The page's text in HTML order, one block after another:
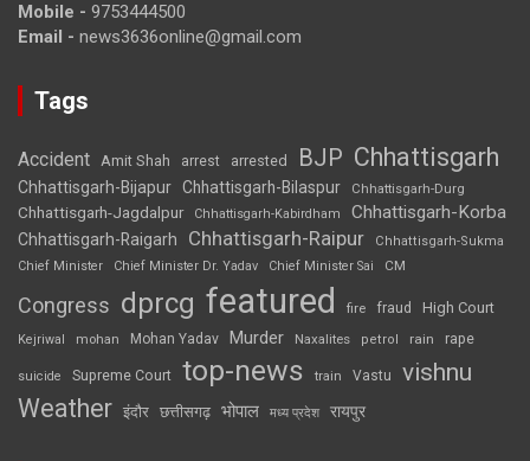
Mobile - 9753444500
Email - news3636online@gmail.com
Tags
Accident Amit Shah arrest arrested BJP Chhattisgarh
Chhattisgarh-Bijapur Chhattisgarh-Bilaspur Chhattisgarh-Durg
Chhattisgarh-Jagdalpur Chhattisgarh-Kabirdham Chhattisgarh-Korba
Chhattisgarh-Raigarh Chhattisgarh-Raipur
Chhattisgarh-Sukma
Chief Minister
Chief Minister Dr. Yadav Chief Minister Sai CM
Congress dprcg featured fire fraud High Court
Kejriwal mohan Mohan Yadav Murder Naxalites petrol rain rape
suicide Supreme Court top-news train Vastu vishnu
Weather इंदौर छत्तीसगढ़ भोपाल मध्य प्रदेश रायपुर